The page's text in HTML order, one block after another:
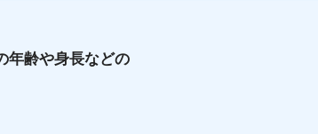
年齢や身長などの